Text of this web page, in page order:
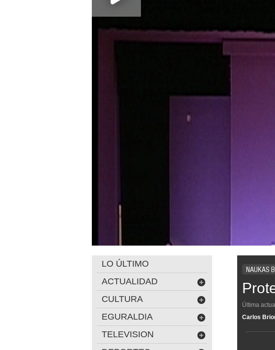
NAUKAS
Última
Carlos
LO ÚLTIMO
ACTUALIDAD
CULTURA
EGURALDIA
TELEVISION